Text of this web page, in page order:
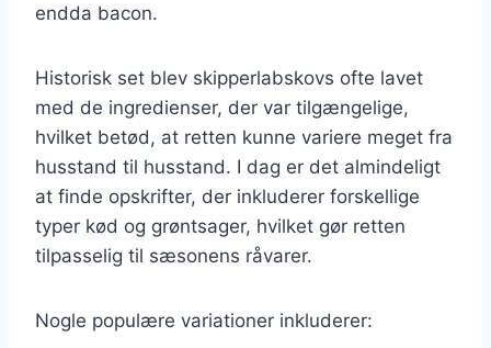
endda bacon.
Historisk set blev skipperlabskovs ofte lavet
med de ingredienser, der var tilgængelige,
hvilket betød, at retten kunne variere meget fra
husstand til husstand. I dag er det almindeligt
at finde opskrifter, der inkluderer forskellige
typer kød og grøntsager, hvilket gør retten
tilpasselig til sæsonens råvarer.
Nogle populære variationer inkluderer: